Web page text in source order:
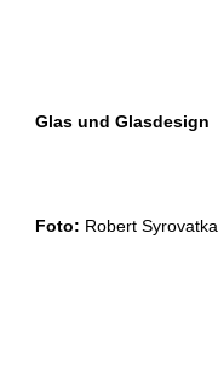
Glas und Glasdesign
Foto: Robert Syrovatka